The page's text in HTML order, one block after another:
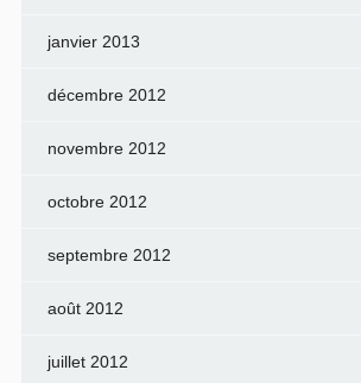
janvier 2013
décembre 2012
novembre 2012
octobre 2012
septembre 2012
août 2012
juillet 2012